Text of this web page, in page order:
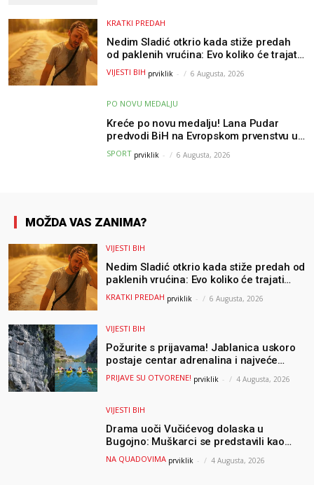
KRATKI PREDAH
Nedim Sladić otkrio kada stiže predah
od paklenih vrućina: Evo koliko će trajati
osvježenje u BiH
VIJESTI BIH prviklik - 6 Augusta, 2026
PO NOVU MEDALJU
Kreće po novu medalju! Lana Pudar
predvodi BiH na Evropskom prvenstvu u
Parizu
SPORT prviklik - 6 Augusta, 2026
MOŽDA VAS ZANIMA?
VIJESTI BIH
Nedim Sladić otkrio kada stiže predah od
paklenih vrućina: Evo koliko će trajati
osvježenje u BiH
KRATKI PREDAH prviklik - 6 Augusta, 2026
VIJESTI BIH
Požurite s prijavama! Jablanica uskoro
postaje centar adrenalina i najveće
outdoor avanture ovog ljeta
PRIJAVE SU OTVORENE! prviklik - 4 Augusta, 2026
VIJESTI BIH
Drama uoči Vučićevog dolaska u
Bugojno: Muškarci se predstavili kao
osiguranje pa pobjegli u šumu
NA QUADOVIMA prviklik - 4 Augusta, 2026